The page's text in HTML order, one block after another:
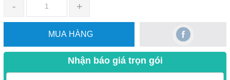
- +
MUA HÀNG
Nhận báo giá trọn gói